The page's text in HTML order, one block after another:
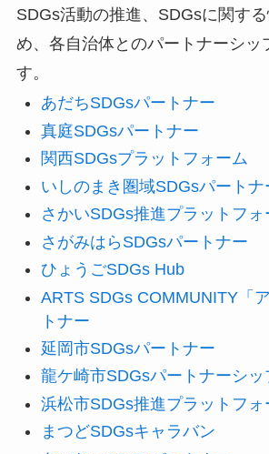
SDGs活動の推進、SDGsに関す
め、各自治体とのパートナーシッ
す。
あだちSDGsパートナー
真庭SDGsパートナー
関西SDGsプラットフォーム
いしのまき圏域SDGsパートナ
さかいSDGs推進プラットフォ
さがみはらSDGsパートナー
ひょうごSDGs Hub
ARTS SDGs COMMUNITY「
トナー
延岡市SDGsパートナー
龍ケ崎市SDGsパートナーシッ
浜松市SDGs推進プラットフォ
まつどSDGsキャラバン